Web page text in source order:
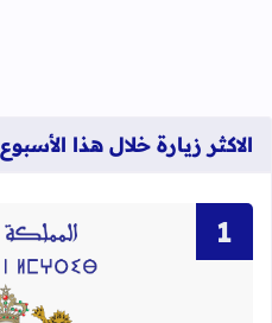
الاكثر زيارة خلال هذا الأسبوع